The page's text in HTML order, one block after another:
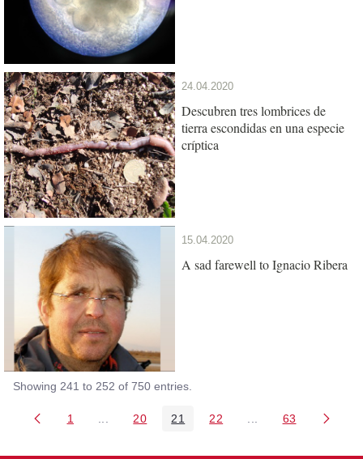
24.04.2020
Descubren tres lombrices de
tierra escondidas en una especie
críptica
15.04.2020
A sad farewell to Ignacio Ribera
Showing 241 to 252 of 750 entries.
Page
1 Intermediate Pages Use TAB to navigate.
Page
20 Page
21 Page
22 Intermediate Pages
Page
63